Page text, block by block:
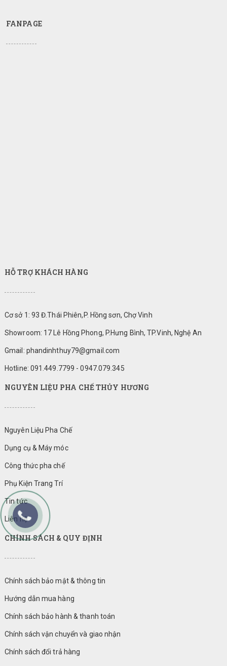
FANPAGE
HỖ TRỢ KHÁCH HÀNG
Cơ sở 1: 93 Đ.Thái Phiên,P. Hồng sơn, Chợ Vinh
Showroom: 17 Lê Hồng Phong, P.Hưng Bình, TP.Vinh, Nghệ An
Gmail: phandinhthuy79@gmail.com
Hotline: 091.449.7799 - 0947.079.345
NGUYÊN LIỆU PHA CHẾ THỦY HƯƠNG
Nguyên Liệu Pha Chế
Dụng cụ & Máy móc
Công thức pha chế
Phụ Kiện Trang Trí
Tin tức
Liên hệ
CHÍNH SÁCH & QUY ĐỊNH
Chính sách bảo mật & thông tin
Hướng dẫn mua hàng
Chính sách bảo hành & thanh toán
Chính sách vận chuyển và giao nhận
Chính sách đổi trả hàng